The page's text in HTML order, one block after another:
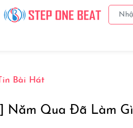
Bài Hát
Năm Qua Đã Làm Gì